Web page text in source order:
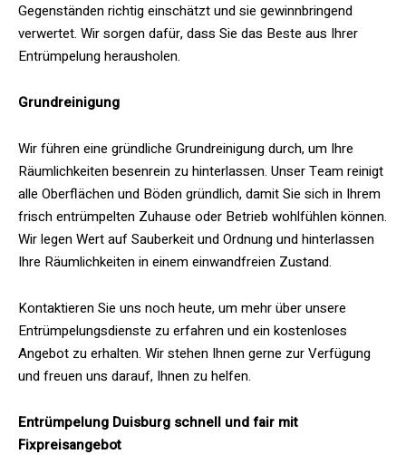
Gegenständen richtig einschätzt und sie gewinnbringend
verwertet. Wir sorgen dafür, dass Sie das Beste aus Ihrer
Entrümpelung herausholen.
Grundreinigung
Wir führen eine gründliche Grundreinigung durch, um Ihre
Räumlichkeiten besenrein zu hinterlassen. Unser Team reinigt
alle Oberflächen und Böden gründlich, damit Sie sich in Ihrem
frisch entrümpelten Zuhause oder Betrieb wohlfühlen können.
Wir legen Wert auf Sauberkeit und Ordnung und hinterlassen
Ihre Räumlichkeiten in einem einwandfreien Zustand.
Kontaktieren Sie uns noch heute, um mehr über unsere
Entrümpelungsdienste zu erfahren und ein kostenloses
Angebot zu erhalten. Wir stehen Ihnen gerne zur Verfügung
und freuen uns darauf, Ihnen zu helfen.
Entrümpelung Duisburg schnell und fair mit
Fixpreisangebot